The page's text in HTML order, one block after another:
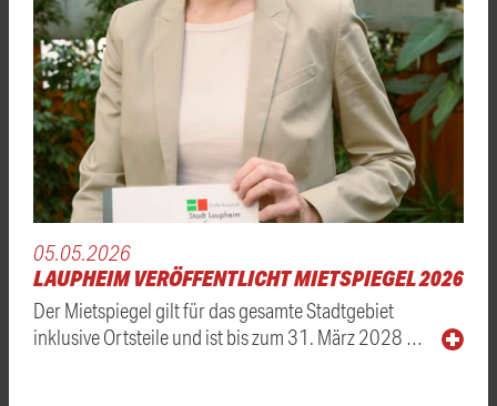
05.05.2026
LAUPHEIM VERÖFFENTLICHT MIETSPIEGEL 2026
Der Mietspiegel gilt für das gesamte Stadtgebiet
inklusive Ortsteile und ist bis zum 31. März 2028 …